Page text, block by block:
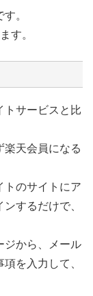
。
す。
トサービスと比
楽天会員になる
トのサイトにア
するだけで、
ジから、メール
を入力して、